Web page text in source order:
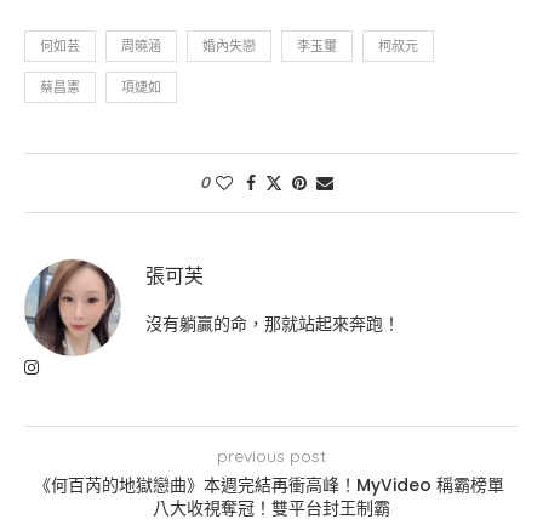
何如芸 周曉涵 婚內失戀 李玉璽 柯叔元
蔡昌憲 項婕如
0
張可芙
沒有躺贏的命，那就站起來奔跑！
previous post
《何百芮的地獄戀曲》本週完結再衝高峰！MyVideo 稱霸榜單
八大收視奪冠！雙平台封王制霸